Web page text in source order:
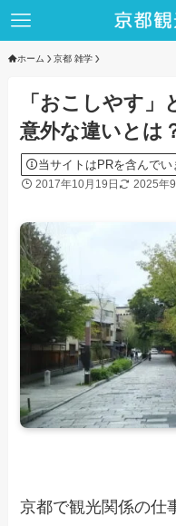
ホーム 京都 雑学
「おこしやす
意外な違いとは
当サイトはPRを含んでい
2017年10月19日 2025年
京都で観光関係の仕